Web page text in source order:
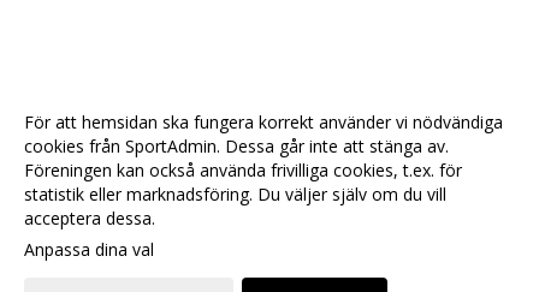
För att hemsidan ska fungera korrekt använder vi nödvändiga
cookies från SportAdmin. Dessa går inte att stänga av.
Föreningen kan också använda frivilliga cookies, t.ex. för
statistik eller marknadsföring. Du väljer själv om du vill
acceptera dessa.
Anpassa dina val